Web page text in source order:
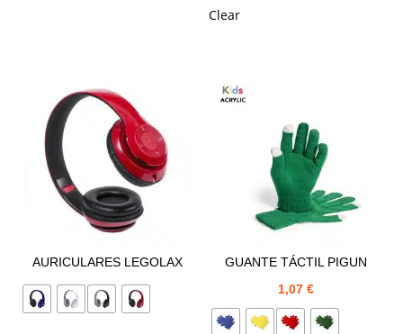
Clear
AURICULARES LEGOLAX
GUANTE TÁCTIL PIGUN
1,07 €